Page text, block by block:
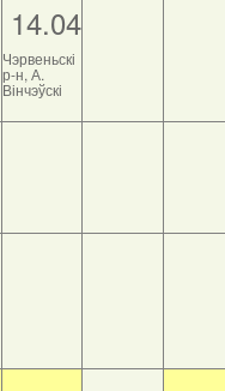
14.04
Чэрвеньскі
р-н, А.
Вінчэўскі